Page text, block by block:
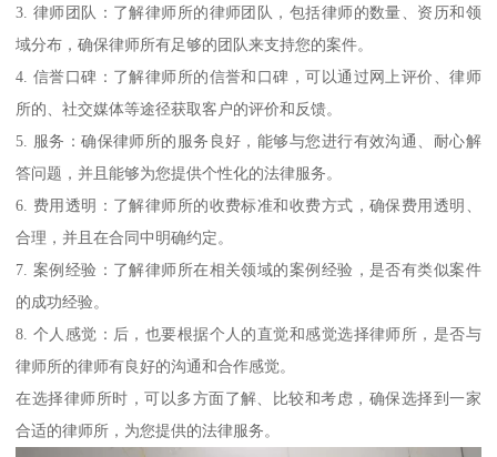
3. 律师团队：了解律师所的律师团队，包括律师的数量、资历和领
域分布，确保律师所有足够的团队来支持您的案件。
4. 信誉口碑：了解律师所的信誉和口碑，可以通过网上评价、律师
所的、社交媒体等途径获取客户的评价和反馈。
5. 服务：确保律师所的服务良好，能够与您进行有效沟通、耐心解
答问题，并且能够为您提供个性化的法律服务。
6. 费用透明：了解律师所的收费标准和收费方式，确保费用透明、
合理，并且在合同中明确约定。
7. 案例经验：了解律师所在相关领域的案例经验，是否有类似案件
的成功经验。
8. 个人感觉：后，也要根据个人的直觉和感觉选择律师所，是否与
律师所的律师有良好的沟通和合作感觉。
在选择律师所时，可以多方面了解、比较和考虑，确保选择到一家
合适的律师所，为您提供的法律服务。